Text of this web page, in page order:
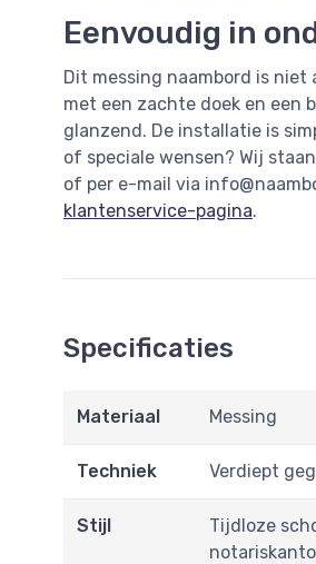
Eenvoudig in
Dit messing naambord is niet
met een zachte doek en een
glanzend. De installatie is
of speciale wensen? Wij
of per e-mail via
klantenservice-pagina.
Specificaties
Materiaal Messing
Techniek Verdiept
Stijl
Tijdloze